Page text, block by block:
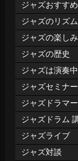
ジャズおすす
ジャズのリズム
ジャズの楽し
ジャズの歴史
ジャズは演奏
ジャズセミナー
ジャズドラマー
ジャズドラム
ジャズライブ
ジャズ対談